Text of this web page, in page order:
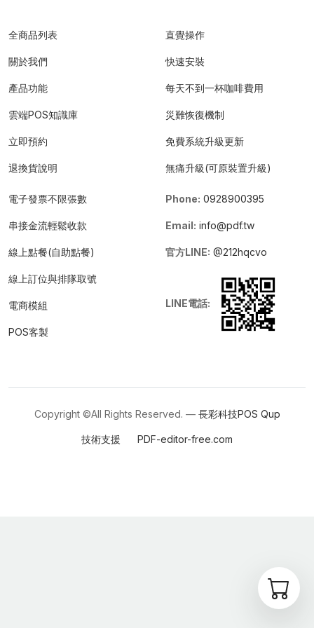
全商品列表
關於我們
產品功能
雲端POS知識庫
立即預約
退換貨說明
直覺操作
快速安裝
每天不到一杯咖啡費用
災難恢復機制
免費系統升級更新
無痛升級(可原裝置升級)
電子發票不限張數
串接金流輕鬆收款
線上點餐(自助點餐)
線上訂位與排隊取號
電商模組
POS客製
Phone: 0928900395
Email: info@pdf.tw
官方LINE: @212hqcvo
LINE電話:
Copyright ©All Rights Reserved. — 長彩科技POS Qup
技術支援 PDF-editor-free.com